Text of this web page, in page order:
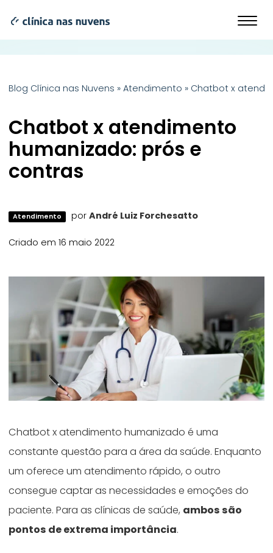
Blog Clínica nas Nuvens »Atendimento » Chatbot x
Chatbot x atendimento
humanizado: prós e
contras
Atendimento por André Luiz Forchesatto
Criado em 16 maio 2022
Chatbot x atendimento humanizado é uma
constante questão para a área da saúde. Enquanto
um oferece um atendimento rápido, o outro
consegue captar as necessidades e emoções do
paciente. Para as clínicas de saúde, ambos são
pontos de extrema importância.